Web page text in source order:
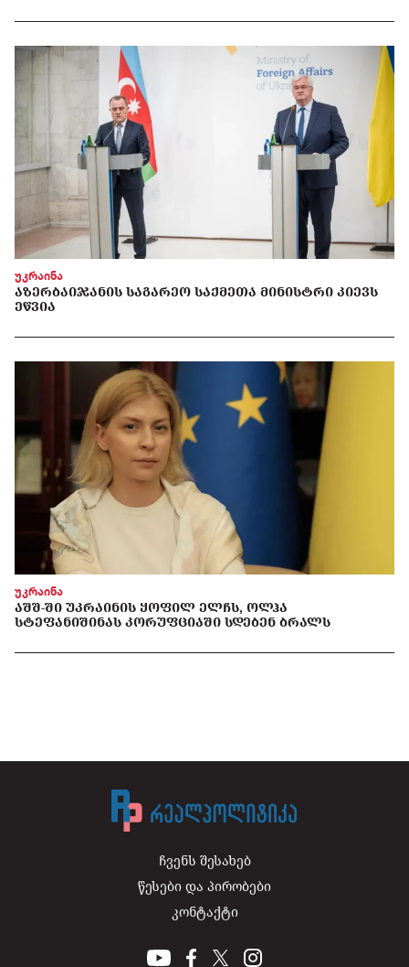
უკრაინა
ᲐᲖᲔᲠᲑᲐᲘᲯᲐᲜᲘᲡ ᲡᲐᲒᲐᲠᲔᲝ ᲡᲐᲥᲛᲔᲗᲐ ᲛᲘᲜᲘᲡᲢᲠᲘ ᲙᲘᲔᲕᲡ
ᲔᲬᲕᲘᲐ
უკრაინა
ᲐᲨᲨ-ᲨᲘ ᲣᲙᲠᲐᲘᲜᲘᲡ ᲧᲝᲤᲘᲚ ᲔᲚᲩᲡ, ᲝᲚᲰᲐ
ᲡᲢᲔᲤᲐᲜᲘᲨᲘᲜᲐᲡ ᲙᲝᲠᲣᲤᲪᲘᲐᲨᲘ ᲡᲓᲔᲑᲔᲜ ᲑᲠᲐᲚᲡ
ჩვენს შესახებ
წესები და პირობები
კონტაქტი